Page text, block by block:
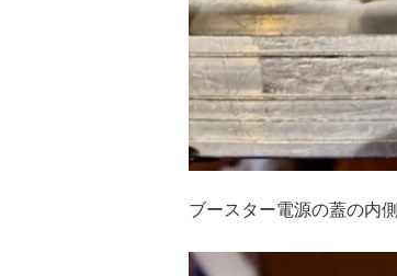
ブースター電源の蓋の内側